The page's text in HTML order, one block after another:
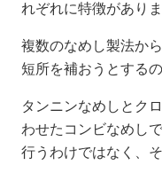
れぞれに特徴がありま
複数のなめし製法か
短所を補おうとする
タンニンなめしとク
わせたコンビなめし
行うわけではなく、